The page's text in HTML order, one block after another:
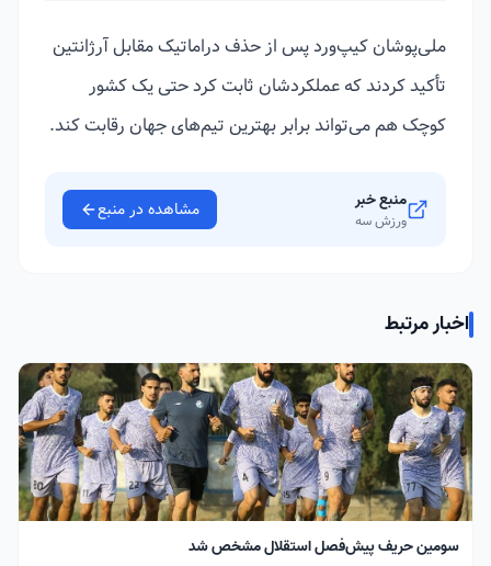
ملی‌پوشان کیپ‌ورد پس از حذف دراماتیک مقابل آرژانتین
تأکید کردند که عملکردشان ثابت کرد حتی یک کشور
کوچک هم می‌تواند برابر بهترین تیم‌های جهان رقابت کند.
منبع خبر
ورزش سه مشاهده در منبع
اخبار مرتبط
سومین حریف پیش‌فصل استقلال مشخص شد